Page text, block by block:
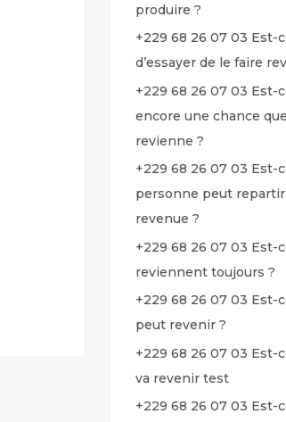
produire ?
+229 68 26 07 03 Est-
d’essayer de le faire
+229 68 26 07 03 Est-
encore une chance
revienne ?
+229 68 26 07 03 Est-
personne peut
revenue ?
+229 68 26 07 03 Est-
reviennent toujours ?
+229 68 26 07 03 Est-
peut revenir ?
+229 68 26 07 03 Est-
va revenir test
+229 68 26 07 03 Est-